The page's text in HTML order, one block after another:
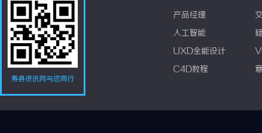
寿县资讯网与您同行
产品经理
人工智能
UXD全能设计
C4D教程